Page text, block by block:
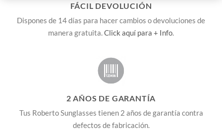
FÁCIL DEVOLUCIÓN
Dispones de 14 días para hacer cambios o devoluciones de
manera gratuita.Click aquí para + Info.
2 AÑOS DE GARANTÍA
Tus Roberto Sunglasses tienen 2 años de garantía contra
defectos de fabricación.